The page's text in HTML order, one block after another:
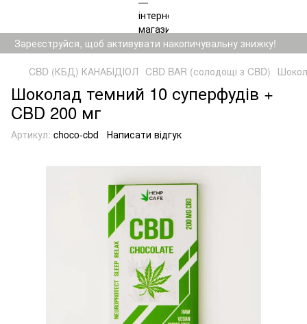
Зареєструйся, щоб активувати накопичувальну знижку!
CBD (КБД) КАНАБІДІОЛ CBD BAR (солодощі з CBD)
Шоколад темний 10 суперфудів +
CBD 200 мг
Артикул: choco-cbd Написати відгук